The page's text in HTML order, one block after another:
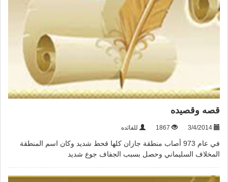
قصه وقصيده
1867 للفائده
في عام 973 أصاب منطقة جازان كلها قحط شديد وكان اسم المنطقة
المخلاف السليماني وحصل بسبب الجفاف جوع شديد